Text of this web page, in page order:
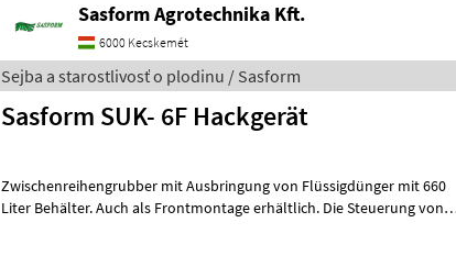
Sasform Agrotechnika Kft.
6000 Kecskemét
Sejba a starostlivosť o plodinu / Sasform
Sasform SUK- 6F Hackgerät
Zwischenreihengrubber mit Ausbringung von Flüssigdünger mit 660
Liter Behälter. Auch als Frontmontage erhältlich. Die Steuerung von